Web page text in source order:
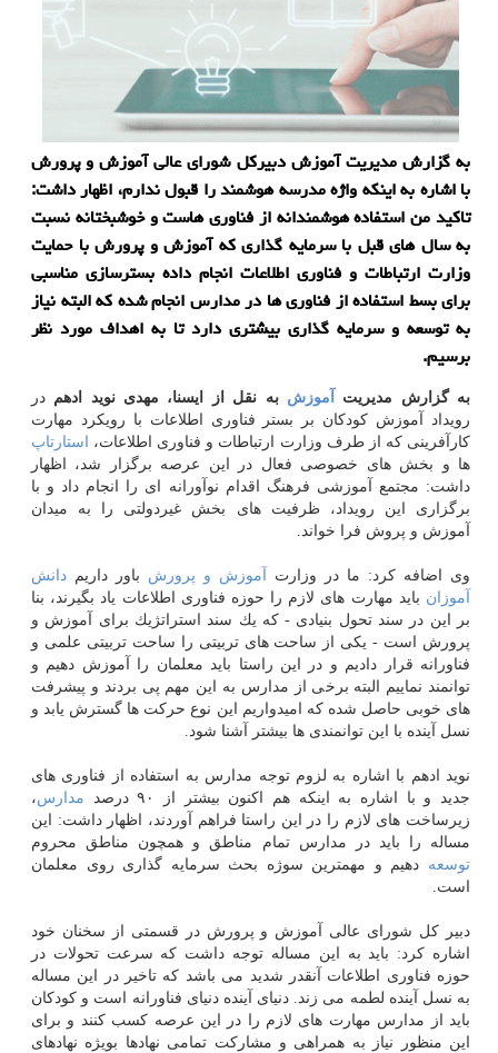
به گزارش مدیریت آموزش دبیركل شورای عالی آموزش و پرورش
با اشاره به اینكه واژه مدرسه هوشمند را قبول ندارم، اظهار داشت:
تاكید من استفاده هوشمندانه از فناوری هاست و خوشبختانه نسبت
به سال های قبل با سرمایه گذاری كه آموزش و پرورش با حمایت
وزارت ارتباطات و فناوری اطلاعات انجام داده بسترسازی مناسبی
برای بسط استفاده از فناوری ها در مدارس انجام شده كه البته نیاز
به توسعه و سرمایه گذاری بیشتری دارد تا به اهداف مورد نظر
برسیم.
به گزارش مدیریت آموزش به نقل از ایسنا، مهدی نوید ادهم در
رویداد آموزش كودكان بر بستر فناوری اطلاعات با رویكرد مهارت
كارآفرینی كه از طرف وزارت ارتباطات و فناوری اطلاعات،
استارتاپ
ها و بخش های خصوصی فعال در این عرصه برگزار شد، اظهار
داشت: مجتمع آموزشی فرهنگ اقدام نوآورانه ای را انجام داد و با
برگزاری این رویداد، ظرفیت های بخش غیردولتی را به میدان
آموزش و پروش فرا خواند.
وی اضافه كرد: ما در وزارت آموزش و پرورش باور داریم دانش
آموزان باید مهارت های لازم را حوزه فناوری اطلاعات یاد بگیرند، بنا
بر این در سند تحول بنیادی - كه یك سند استراتژیك برای آموزش و
پرورش است - یكی از ساحت های تربیتی را ساحت تربیتی علمی و
فناورانه قرار دادیم و در این راستا باید معلمان را آموزش دهیم و
توانمند نماییم البته برخی از مدارس به این مهم پی بردند و پیشرفت
های خوبی حاصل شده كه امیدواریم این نوع حركت ها گسترش یابد و
نسل آینده با این توانمندی ها بیشتر آشنا شود.
نوید ادهم با اشاره به لزوم توجه مدارس به استفاده از فناوری های
جدید و با اشاره به اینكه هم اكنون بیشتر از ۹۰ درصد
مدارس،
زیرساخت های لازم را در این راستا فراهم آوردند، اظهار داشت: این
مساله را باید در مدارس تمام مناطق و همچون مناطق محروم
توسعه دهیم و مهمترین سوژه بحث سرمایه گذاری روی معلمان
است.
دبیر كل شورای عالی آموزش و پرورش در قسمتی از سخنان خود
اشاره كرد: باید به این مساله توجه داشت كه سرعت تحولات در
حوزه فناوری اطلاعات آنقدر شدید می باشد كه تاخیر در این مساله
به نسل آینده لطمه می زند. دنیای آینده دنیای فناورانه است و كودكان
باید از مدارس مهارت های لازم را در این عرصه كسب كنند و برای
این منظور نیاز به همراهی و مشاركت تمامی نهادها بویژه نهادهای